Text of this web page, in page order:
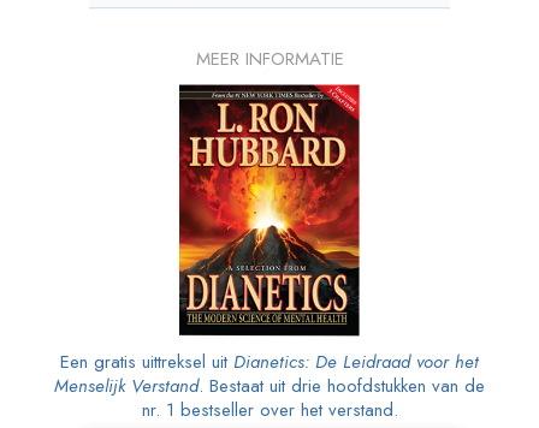
MEER INFORMATIE
Een gratis uittreksel uitDianetics: De Leidraad voor het
Menselijk Verstand. Bestaat uit drie hoofdstukken van de
nr. 1 bestseller over het verstand.